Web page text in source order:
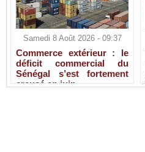
Samedi 8 Août 2026 - 09:37
Commerce extérieur : le
déficit commercial du
Sénégal s’est fortement
creusé en juin